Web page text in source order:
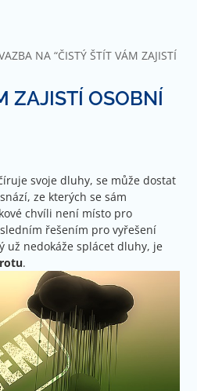
NA “ČISTÝ ŠTÍT VÁM ZAJISTÍ
ZAJISTÍ OSOBNÍ
svoje dluhy, se může dostat
ze kterých se sám
chvíli není místo pro
řešením pro vyřešení
už nedokáže splácet dluhy, je
.